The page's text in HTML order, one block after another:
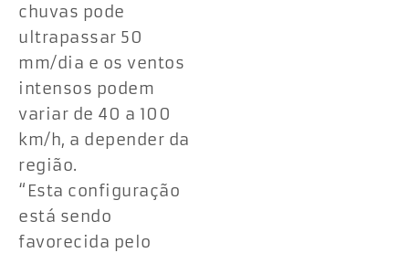
chuvas pode
ultrapassar 50
mm/dia e os ventos
intensos podem
variar de 40 a 100
km/h, a depender da
região.
“Esta configuração
está sendo
favorecida pelo